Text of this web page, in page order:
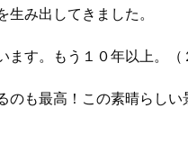
み出してきました。
す。もう１０年以上。（
のも最高！この素晴らし